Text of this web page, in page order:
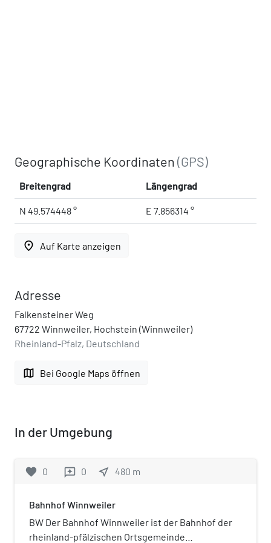
Geographische Koordinaten(GPS)
Breitengrad Längengrad
N 49.574448 ° E 7.856314 °
place Auf Karte anzeigen
Adresse
Falkensteiner Weg
67722 Winnweiler, Hochstein (Winnweiler)
Rheinland-Pfalz, Deutschland
map Bei Google Maps öffnen
In der Umgebung
favorite 0 reviews 0 near_me 480 m
Bahnhof Winnweiler
BW Der Bahnhof Winnweiler ist der Bahnhof der
rheinland-pfälzischen Ortsgemeinde